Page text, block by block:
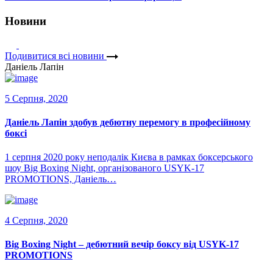
Новини
Подивитися всі новини
Даніель Лапін
5 Серпня, 2020
Даніель Лапін здобув дебютну перемогу в професійному
боксі
1 серпня 2020 року неподалік Києва в рамках боксерського
шоу Big Boxing Night, організованого USYK-17
PROMOTIONS, Даніель…
4 Серпня, 2020
Big Boxing Night – дебютний вечір боксу від USYK-17
PROMOTIONS